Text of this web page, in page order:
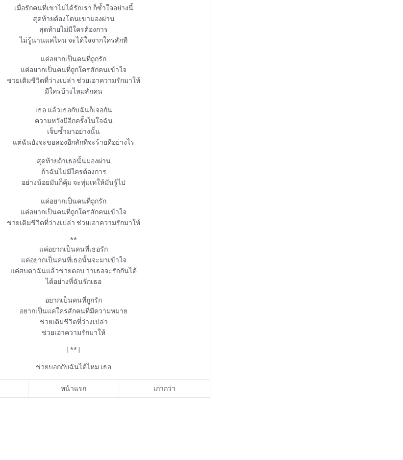
เมื่อรักคนที่เขาไม่ได้รักเรา ก็ซ้ำใจอย่างนี้
สุดท้ายต้องโดนเขามองผ่าน
สุดท้ายไม่มีใครต้องการ
ไม่รู้นานแค่ไหน จะได้ใจจากใครสักที
แค่อยากเป็นคนที่ถูกรัก
แค่อยากเป็นคนที่ถูกใครสักคนเข้าใจ
ช่วยเติมชีวิตที่ว่างเปล่า ช่วยเอาความรักมาให้
มีใครบ้างไหมสักคน
เธอ แล้วเธอกับฉันก็เจอกัน
ความหวังมีอีกครั้งในใจฉัน
เจ็บซ้ำมาอย่างนั้น
แต่ฉันยังจะขอลองอีกสักทีจะร้ายดีอย่างไร
สุดท้ายถ้าเธอนั้นมองผ่าน
ถ้าฉันไม่มีใครต้องการ
อย่างน้อยมันก็คุ้ม จะทุ่มเทให้มันรู้ไป
แค่อยากเป็นคนที่ถูกรัก
แค่อยากเป็นคนที่ถูกใครสักคนเข้าใจ
ช่วยเติมชีวิตที่ว่างเปล่า ช่วยเอาความรักมาให้
**
แค่อยากเป็นคนที่เธอรัก
แค่อยากเป็นคนที่เธอนั้นจะมาเข้าใจ
แค่สบตาฉันแล้วช่วยตอบ ว่าเธอจะรักกันได้
ได้อย่างที่ฉันรักเธอ
อยากเป็นคนที่ถูกรัก
อยากเป็นแค่ใครสักคนที่มีความหมาย
ช่วยเติมชีวิตที่ว่างเปล่า
ช่วยเอาความรักมาให้
| ** |
ช่วยบอกกับฉันได้ไหม เธอ
หน้าแรก เก่ากว่า